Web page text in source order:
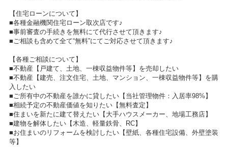
【住宅ローンについて】
■各種金融機関住宅ローン取次店です♪
■事前審査の手続きを無料にて代行させて頂きます♪
■ご相談も含めて全て“無料”にてご対応させて頂きます♪
【各種ご相談について】
■不動産【戸建て、土地、一棟収益物件等】を売却したい
■不動産【建売、注文住宅、土地、マンション、一棟収益物件等】を購
入したい
■ご所有中の不動産を誰かに貸したい【当社管理物件：入居率98%】
■相続予定の不動産価値を知りたい【無料査定】
■住まいを新たに建て替えたい【大手ハウスメーカー、地場工務店】
■建物を解体したい【木造、軽量鉄骨、RC】
■お住まいのリフォームを検討したい【壁紙、各種住宅設備、外壁塗装
等】